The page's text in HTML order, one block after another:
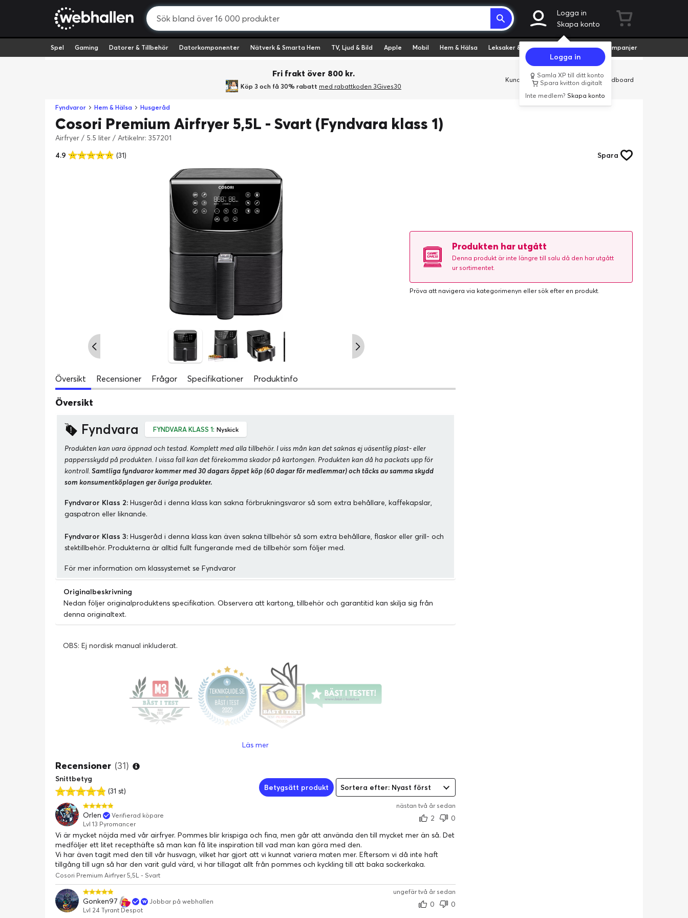
Logga in
Skapa konto
Logga in
Samla XP till ditt konto
Spara kvitton digitalt
Inte medlem?Skapa konto
Spel Gaming Datorer & Tillbehör Datorkomponenter Nätverk & Smarta Hem TV, Ljud & Bild Apple Mobil Hem & Hälsa Leksaker & Hobby Fyndvaror Kampanjer
Fri frakt över 800 kr.
Köp 3 och få 30% rabatt med rabattkoden 3Gives30
Kundservice Butiker Företag Cardboard
Fyndvaror Hem & Hälsa Husgeråd
Cosori Premium Airfryer 5,5L - Svart (Fyndvara klass 1)
Airfryer / 5.5 liter / Artikelnr: 357201
4.9
(31) Spara
Produkten har utgått
Denna produkt är inte längre till salu då den har utgått
ur sortimentet.
Pröva att navigera via kategorimenyn eller sök efter en produkt.
Översikt Recensioner Frågor Specifikationer Produktinfo
Översikt
Fyndvara FYNDVARA KLASS 1: Nyskick
Produkten kan vara öppnad och testad. Komplett med alla tillbehör. I viss mån kan det saknas ej väsentlig plast- eller
pappersskydd på produkten. I vissa fall kan det förekomma skador på kartongen. Produkten kan då ha packats upp för
kontroll. Samtliga fyndvaror kommer med 30 dagars öppet köp (60 dagar för medlemmar) och täcks av samma skydd
som konsumentköplagen ger övriga produkter.
Fyndvaror Klass 2: Husgeråd i denna klass kan sakna förbrukningsvaror så som extra behållare, kaffekapslar,
gaspatron eller liknande.
Fyndvaror Klass 3: Husgeråd i denna klass kan även sakna tillbehör så som extra behållare, flaskor eller grill- och
stektillbehör. Produkterna är alltid fullt fungerande med de tillbehör som följer med.
För mer information om klassystemet se Fyndvaror
Originalbeskrivning
Nedan följer originalproduktens specifikation. Observera att kartong, tillbehör och garantitid kan skilja sig från
denna originaltext.
OBS: Ej nordisk manual inkluderat.
Cosori Premium är en enastående airfryer i en klass för sig själv. Detta är en airfryer i toppkvalitet med unika
funktioner som överträffar alla konkurrenter. Det finns anledning till att detta i dagsläget är en av de bästsäljande
modellerna i världen med 4,7 av 5 stjärnor baserat på över 68 000 kundrecensioner. Inte nog med det, den har
dessutom tävlat mot varumärken som Philips airfryer och vunnit Bäst i test 2022-priset av teknikguide.se. som
skriver "Cosori Airfryer slutade aldrig överraska oss. Den är en helt komplett airfryer med alla funktioner du vill ha, plus
mycket mer."
Prisbelönt
Cosori Premium vann 2019 Red Dot Design Award under för världens bäst designade airfryer. Den har också
testats av både konsumentmagasinet.se och teknikguide.se där Cosori Premium vann “Bäst-i-test 2021” av båda.
11 unika förinställningar
Cosori Premium Airfryer har 11 unika förhandsinställningar som aktiveras med ett enda knapptryck. Dessa program
Läs mer
Recensioner (31)
Snittbetyg
(31 st)
Betygsätt produkt Sortera efter: Nyast först
nästan två år sedan
Orlen
Verifierad köpare
Lvl 13 Pyromancer
2
0
Vi är mycket nöjda med vår airfryer. Pommes blir krispiga och fina, men går att använda den till mycket mer än så. Det
medföljer ett litet recepthäfte så man kan få lite inspiration till vad man kan göra med den.
Vi har även tagit med den till vår husvagn, vilket har gjort att vi kunnat variera maten mer. Eftersom vi då inte haft
tillgång till ugn så har den varit guld värd, vi har tillagat allt från pommes och kyckling till att baka sockerkaka.
Cosori Premium Airfryer 5,5L - Svart
ungefär två år sedan
Gonken97
Jobbar på webhallen
Lvl 24 Tyrant Despot
0
0